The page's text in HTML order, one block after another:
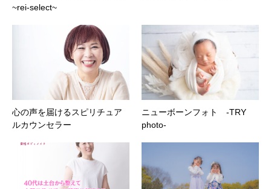
~rei-select~
心の声を届けるスピリチュア
ルカウンセラー
ニューボーンフォト -TRY
photo-